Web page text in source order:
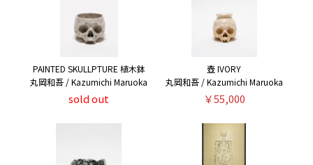
PAINTED SKULLPTURE 植木鉢
丸岡和吾 / Kazumichi Maruoka
sold out
壺 IVORY
丸岡和吾 / Kazumichi Maruoka
￥55,000